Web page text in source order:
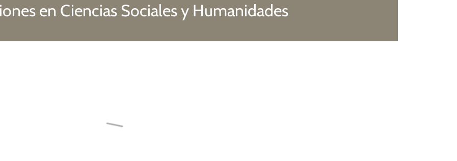
en Ciencias Sociales y Humanidades